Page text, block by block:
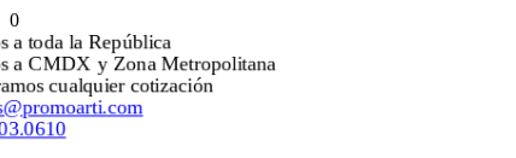
0
Envíos a toda la República
Envíos a CMDX y Zona Metropolitana
Mejoramos cualquier cotización
ventas@promoarti.com
55.5203.0610